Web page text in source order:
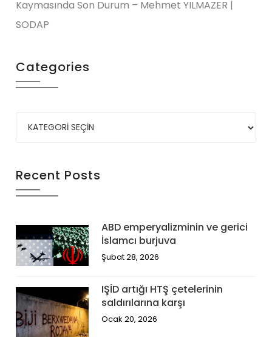
Kaymasında Son Durum – Mehmet YILMAZER |
SODAP
Categories
Recent Posts
ABD emperyalizminin ve gerici
İslamcı burjuva
Şubat 28, 2026
IŞİD artığı HTŞ çetelerinin
saldırılarına karşı
Ocak 20, 2026